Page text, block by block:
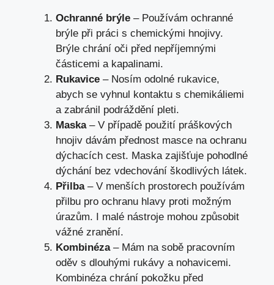
Ochranné brýle – Používám ochranné
brýle při práci s chemickými hnojivy.
Brýle chrání oči před nepříjemnými
částicemi a kapalinami.
Rukavice – Nosím odolné rukavice,
abych se vyhnul kontaktu s chemikáliemi
a zabránil podráždění pleti.
Maska– V případě použití práškových
hnojiv dávám přednost masce na ochranu
dýchacích cest. Maska zajišťuje pohodlné
dýchání bez vdechování škodlivých látek.
Přilba– V menších prostorech používám
přilbu pro ochranu hlavy proti možným
úrazům. I malé nástroje mohou způsobit
vážné zranění.
Kombinéza– Mám na sobě pracovním
oděv s dlouhými rukávy a nohavicemi.
Kombinéza chrání pokožku před